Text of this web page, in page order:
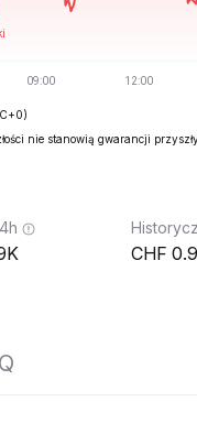
nie stanowią gwarancji